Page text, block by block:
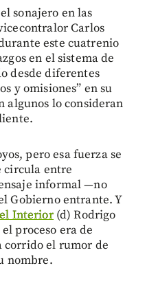
sonajero en las
Carlos
este cuatrenio
en el sistema de
desde diferentes
y omisiones” en su
algunos lo consideran
pero esa fuerza se
circula entre
informal —no
Gobierno entrante. Y
Interior(d) Rodrigo
proceso era de
corrido el rumor de
nombre.